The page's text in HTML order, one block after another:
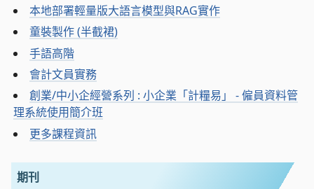
本地部署輕量版大語言模型與RAG實作
童裝製作 (半截裙)
手語高階
會計文員實務
創業/中小企經營系列 : 小企業「計糧易」 - 僱員資料管
理系統使用簡介班
更多課程資訊
期刊